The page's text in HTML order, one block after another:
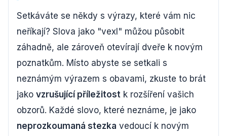
Setkáváte se někdy s výrazy, které vám nic
neříkají? Slova jako "vexl" můžou působit
záhadně, ale zároveň otevírají dveře k novým
poznatkům. Místo abyste se setkali s
neznámým výrazem s obavami, zkuste to brát
jako vzrušující příležitost k rozšíření vašich
obzorů. Každé slovo, které neznáme, je jako
neprozkoumaná stezka vedoucí k novým